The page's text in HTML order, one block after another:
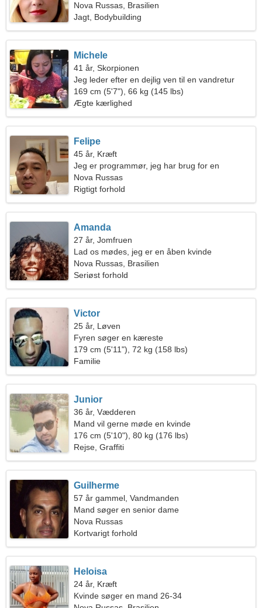
Nova Russas, Brasilien
Jagt, Bodybuilding
Michele
41 år, Skorpionen
Jeg leder efter en dejlig ven til en vandretur
169 cm (5'7"), 66 kg (145 lbs)
Ægte kærlighed
Felipe
45 år, Kræft
Jeg er programmør, jeg har brug for en
passioneret kvinde
Nova Russas
Rigtigt forhold
Amanda
27 år, Jomfruen
Lad os mødes, jeg er en åben kvinde
Nova Russas, Brasilien
Seriøst forhold
Victor
25 år, Løven
Fyren søger en kæreste
179 cm (5'11"), 72 kg (158 lbs)
Familie
Junior
36 år, Vædderen
Mand vil gerne møde en kvinde
176 cm (5'10"), 80 kg (176 lbs)
Rejse, Graffiti
Guilherme
57 år gammel, Vandmanden
Mand søger en senior dame
Nova Russas
Kortvarigt forhold
Heloisa
24 år, Kræft
Kvinde søger en mand 26-34